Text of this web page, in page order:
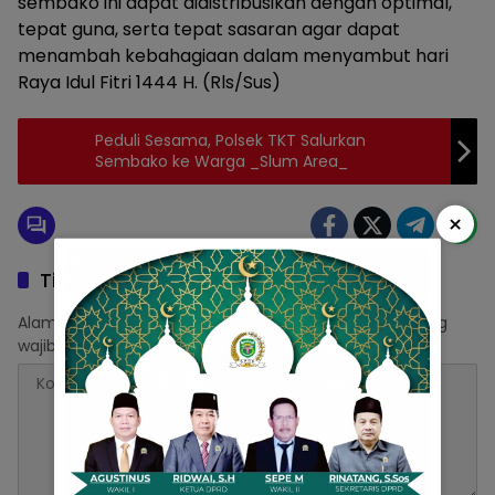
tepat guna, serta tepat sasaran agar dapat
menambah kebahagiaan dalam menyambut hari
Raya Idul Fitri 1444 H. (Rls/Sus)
Peduli Sesama, Polsek TKT Salurkan
Sembako ke Warga _Slum Area_
Tinggalkan Balasan
Alamat email Anda tidak akan dipublikasikan. Ruas yang
wajib ditandai*
×